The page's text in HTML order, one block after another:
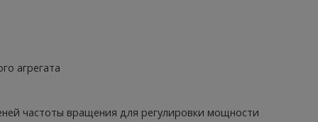
агрегата
частоты вращения для регулировки мощности